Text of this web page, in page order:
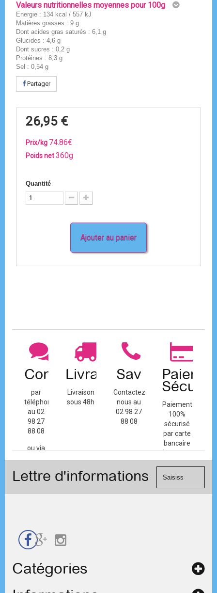
Valeurs nutritionnelles moyennes pour 100g
Energie : 134 kcal / 557 kJ
Matières grasses : 9 g
Dont acides gras saturés : 6,1 g
Glucides : 4,6 g
Dont sucres : 0,2 g
Protéines : 8,3 g
Sel : 0,54 g
Partager
26,95 €
Prix/kg 74.86€
Poids net360g
Quantité
Ajouter au panier
Contact
par
téléphone
au 02
98 27
88 08
ou via
de
Livraison
Livraison
sous 48h
Sav
Contactez-
nous au
02 98 27
88 08
Paiement
100%
sécurisé
par carte
bancaire
(Mastercard,
Visa, ...) et
Lettre d'informations
Catégories